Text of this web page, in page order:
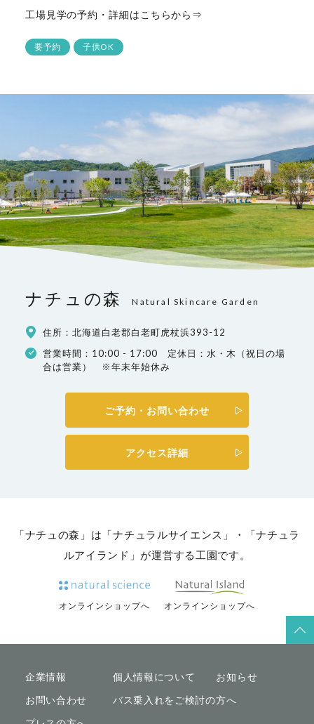
工場見学の予約・詳細はこちらから⇒
要予約 子供OK
ナチュの森 Natural Skincare Garden
住所：北海道白老郡白老町虎杖浜393-12
営業時間：10:00 - 17:00 定休日：水・木（祝日の場
合は営業） ※年末年始休み
ご予約・お問い合わせ
アクセス詳細
「ナチュの森」は「ナチュラルサイエンス」・「ナチュラ
ルアイランド」が運営する工園です。
オンラインショップへ オンラインショップへ
企業情報 個人情報について
お知らせ
お問い合わせ
バス乗入れをご検討の方へ